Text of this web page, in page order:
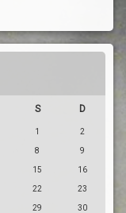
S D
1 2
8 9
15 16
22 23
29 30